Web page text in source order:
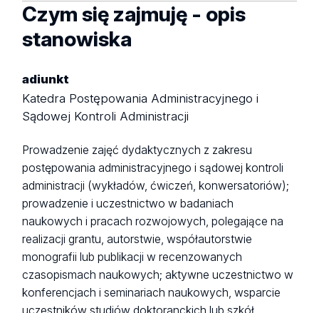
Czym się zajmuję - opis
stanowiska
adiunkt
Katedra Postępowania Administracyjnego i
Sądowej Kontroli Administracji
Prowadzenie zajęć dydaktycznych z zakresu
postępowania administracyjnego i sądowej kontroli
administracji (wykładów, ćwiczeń, konwersatoriów);
prowadzenie i uczestnictwo w badaniach
naukowych i pracach rozwojowych, polegające na
realizacji grantu, autorstwie, współautorstwie
monografii lub publikacji w recenzowanych
czasopismach naukowych; aktywne uczestnictwo w
konferencjach i seminariach naukowych, wsparcie